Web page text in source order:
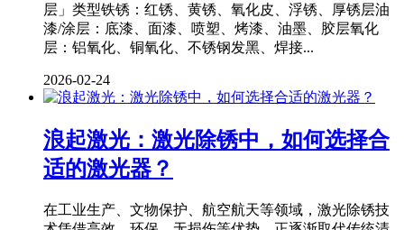
层」类型铁锈：红锈、黄锈、氧化皮、浮锈、厚锈层油
漆/涂层：底漆、面漆、喷塑、烤漆、油墨、胶层氧化
层：铝氧化、铜氧化、不锈钢发黑、焊接...
2026-02-24
浪起激光：激光除锈中，如何选择合
适的激光器？
在工业生产、文物保护、航空航天等领域，激光除锈技